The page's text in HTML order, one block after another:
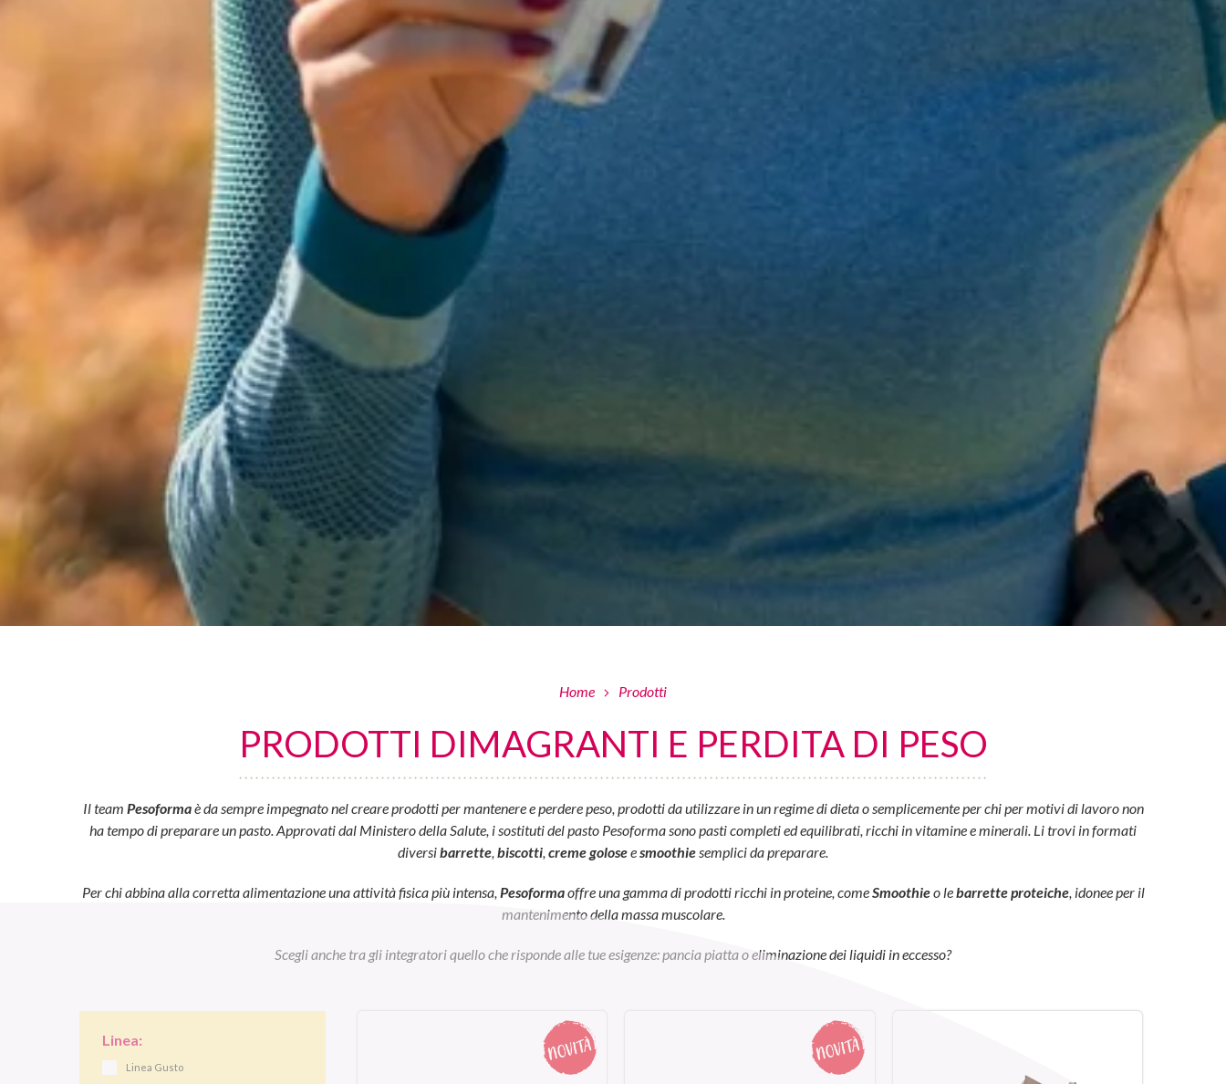
Home Prodotti
PRODOTTI DIMAGRANTI E PERDITA DI PESO
Il team Pesoformaè da sempre impegnato nel creare prodotti per mantenere e perdere peso, prodotti da utilizzare in un regime di dieta o semplicemente per chi per motivi di lavoro non
ha tempo di preparare un pasto. Approvati dal Ministero della Salute, i sostituti del pasto Pesoforma sono pasti completi ed equilibrati, ricchi in vitamine e minerali. Li trovi in formati
diversibarrette, biscotti, creme goloseesmoothiesemplici da preparare.
Per chi abbina alla corretta alimentazione una attività fisica più intensa, Pesoformaoffre una gamma di prodotti ricchi in proteine, comeSmoothieo lebarrette proteiche, idonee per il
mantenimento della massa muscolare.
Scegli anche tra gli integratori quello che risponde alle tue esigenze: pancia piatta o eliminazione dei liquidi in eccesso?
Linea:
Linea Gusto